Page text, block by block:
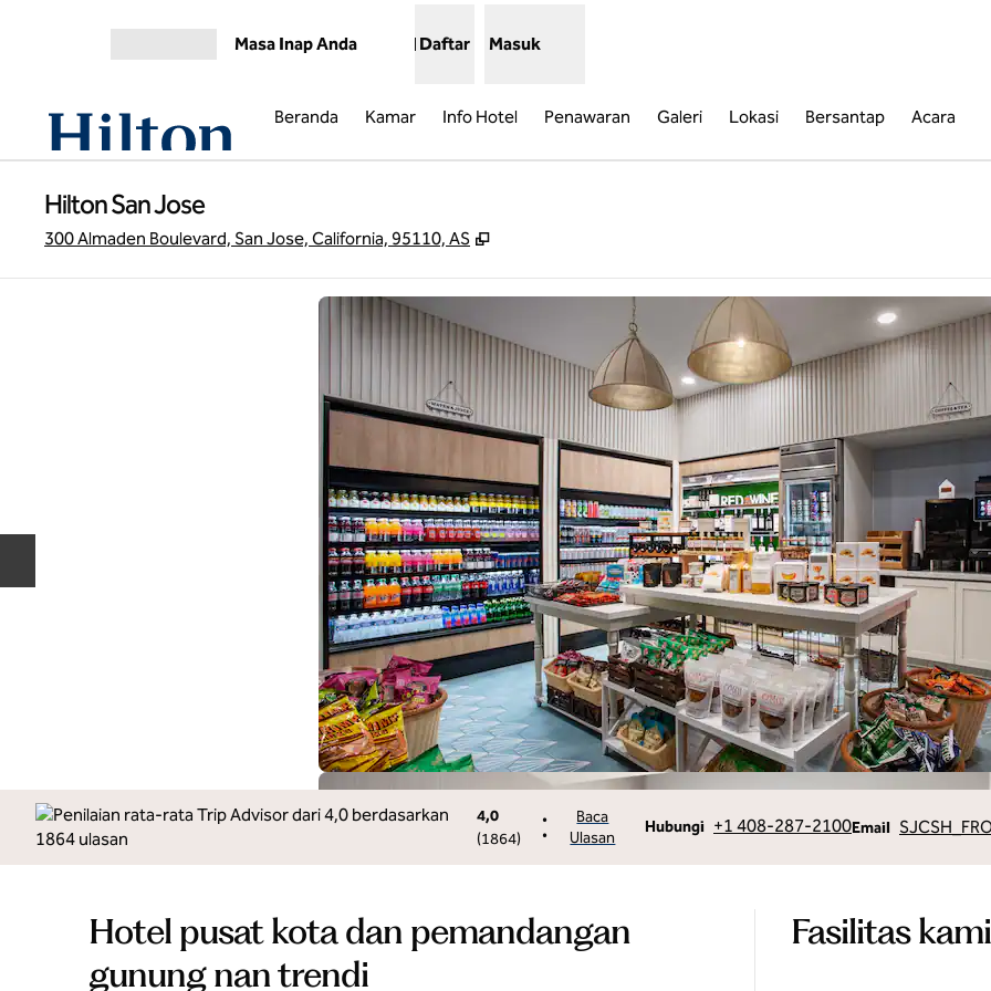
Masa Inap Anda Daftar Masuk
Beranda Kamar Info Hotel Penawaran Galeri Lokasi Bersantap Acara
Hilton San Jose
300 Almaden Boulevard, San Jose, California, 95110, AS ,
4,0
(1864)
•
•
Baca
Ulasan
Hubungi
Panggilan+1 408-287-2100Email
Email
Hotel pusat kota dan pemandangan
gunung nan trendi
Fasilitas kami